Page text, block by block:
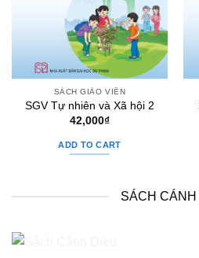
SÁCH GIÁO VIÊN
SGV Tự nhiên và Xã hội 2
42,000₫
ADD TO CART
SÁCH CÁNH